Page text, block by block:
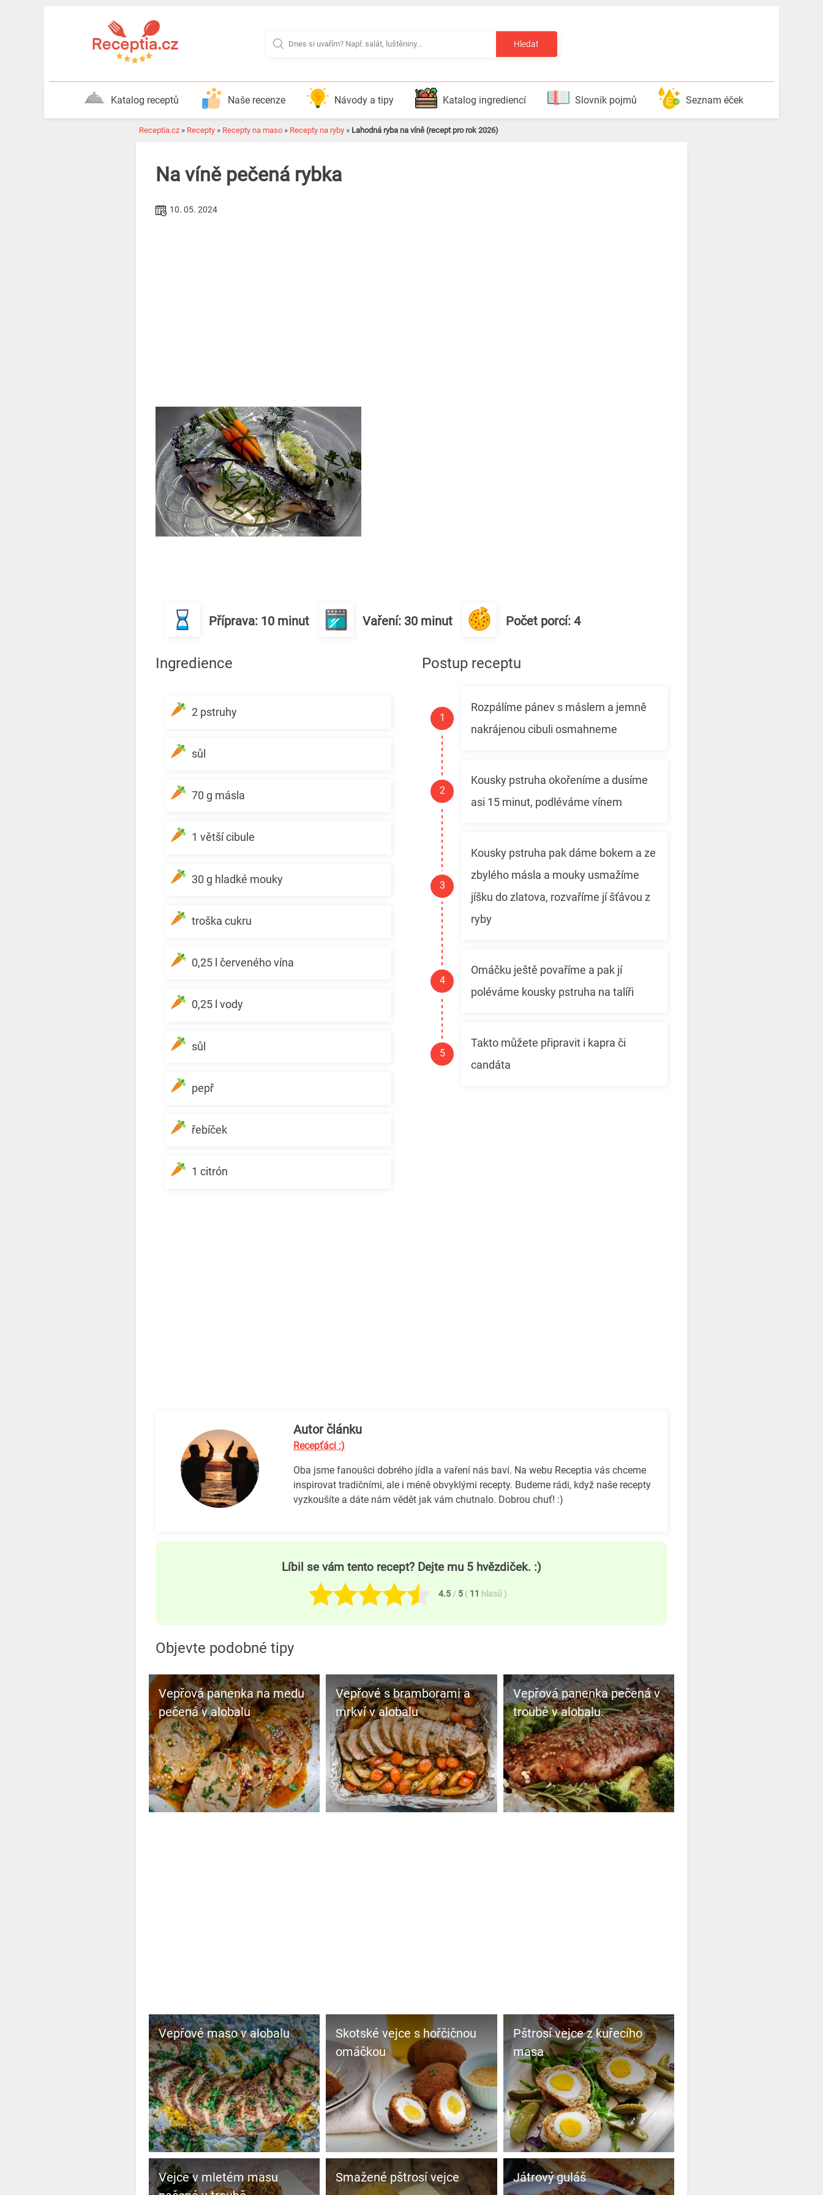
Hledat
Katalog receptů Naše recenze Návody a tipy Katalog ingrediencí Slovník pojmů Seznam éček
Receptia.cz » Recepty » Recepty na maso » Recepty na ryby » Lahodná ryba na víně (recept pro rok 2026)
Na víně pečená rybka
10. 05. 2024
Příprava: 10 minut Vaření: 30 minut Počet porcí: 4
Ingredience
2 pstruhy
sůl
70 g másla
1 větší cibule
30 g hladké mouky
troška cukru
0,25 l červeného vína
0,25 l vody
sůl
pepř
řebíček
1 citrón
Postup receptu
Rozpálíme pánev s máslem a jemně
nakrájenou cibuli osmahneme
Kousky pstruha okořeníme a dusíme
asi 15 minut, podléváme vínem
Kousky pstruha pak dáme bokem a ze
zbylého másla a mouky usmažíme
jíšku do zlatova, rozvaříme jí šťávou z
ryby
Omáčku ještě povaříme a pak jí
poléváme kousky pstruha na talíři
Takto můžete připravit i kapra či
candáta
Autor článku
Recepťáci :)
Oba jsme fanoušci dobrého jídla a vaření nás baví. Na webu Receptia vás chceme
inspirovat tradičními, ale i méně obvyklými recepty. Budeme rádi, když naše recepty
vyzkoušíte a dáte nám vědět jak vám chutnalo. Dobrou chuť! :)
Líbil se vám tento recept? Dejte mu 5 hvězdiček. :)
4.5/ 5 ( 11 hlasů )
Objevte podobné tipy
Vepřová panenka na medu
pečená v alobalu
Vepřové s bramborami a
mrkví v alobalu
Vepřová panenka pečená v
troubě v alobalu.
Vepřové maso v alobalu
Skotské vejce s hořčičnou
omáčkou
Pštrosí vejce z kuřecího
masa
Vejce v mletém masu
Smažené pštrosí vejce Játrový guláš